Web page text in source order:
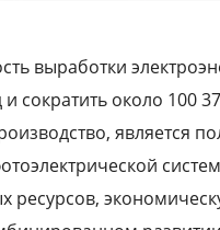
выработки
сократить около 100
является
ресурсов,